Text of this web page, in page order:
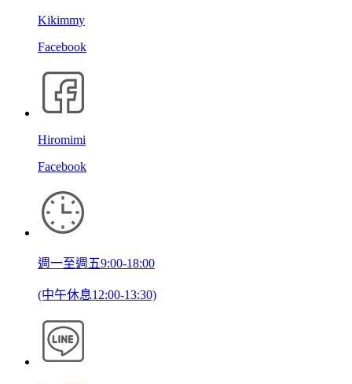
Kikimmy
Facebook
Hiromimi
Facebook
週一至週五9:00-18:00
(中午休息12:00-13:30)